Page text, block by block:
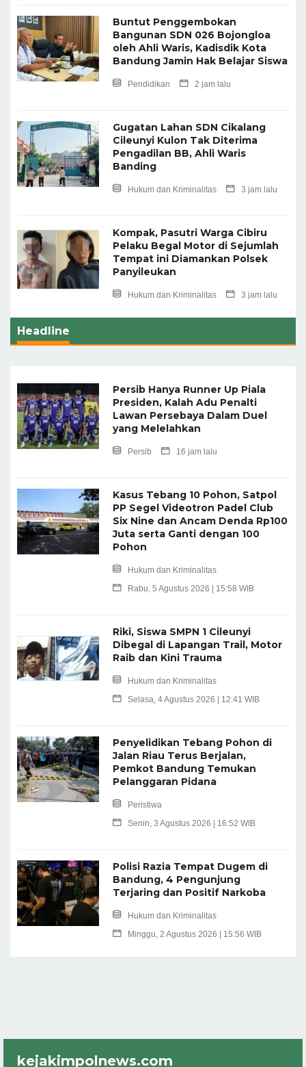
Buntut Penggembokan
Bangunan SDN 026 Bojongloa
oleh Ahli Waris, Kadisdik Kota
Bandung Jamin Hak Belajar Siswa
Pendidikan 2 jam lalu
Gugatan Lahan SDN Cikalang
Cileunyi Kulon Tak Diterima
Pengadilan BB, Ahli Waris
Banding
Hukum dan Kriminalitas 3 jam lalu
Kompak, Pasutri Warga Cibiru
Pelaku Begal Motor di Sejumlah
Tempat ini Diamankan Polsek
Panyileukan
Hukum dan Kriminalitas 3 jam lalu
Headline
Persib Hanya Runner Up Piala
Presiden, Kalah Adu Penalti
Lawan Persebaya Dalam Duel
yang Melelahkan
Persib 16 jam lalu
Kasus Tebang 10 Pohon, Satpol
PP Segel Videotron Padel Club
Six Nine dan Ancam Denda Rp100
Juta serta Ganti dengan 100
Pohon
Hukum dan Kriminalitas
Rabu, 5 Agustus 2026 | 15:58 WIB
Riki, Siswa SMPN 1 Cileunyi
Dibegal di Lapangan Trail, Motor
Raib dan Kini Trauma
Hukum dan Kriminalitas
Selasa, 4 Agustus 2026 | 12:41 WIB
Penyelidikan Tebang Pohon di
Jalan Riau Terus Berjalan,
Pemkot Bandung Temukan
Pelanggaran Pidana
Peristiwa
Senin, 3 Agustus 2026 | 16:52 WIB
Polisi Razia Tempat Dugem di
Bandung, 4 Pengunjung
Terjaring dan Positif Narkoba
Hukum dan Kriminalitas
Minggu, 2 Agustus 2026 | 15:56 WIB
kejakimpolnews.com